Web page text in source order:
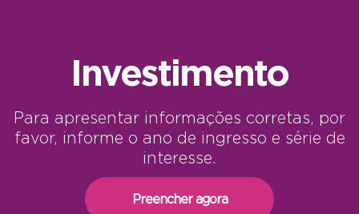
Investimento
Para apresentar informações corretas, por
favor, informe o ano de ingresso e série de
interesse.
Preencher agora